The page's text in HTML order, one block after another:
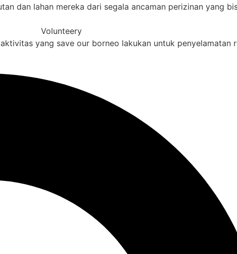
dan lahan mereka dari segala ancaman perizinan yang
Volunteery
yang save our borneo lakukan untuk penyelamatan